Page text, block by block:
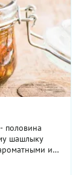
половина
шашлыку
и